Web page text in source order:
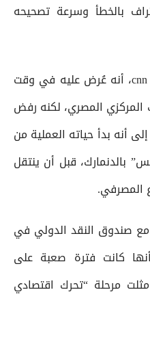
بالخطأ وسرعة تصحيحه
وأوضح عز العرب، في لقاء مع cnn، أنه عُرض عليه في وقت
المصري، لكنه رفض
أنه بدأ حياته العملية من
قبل أن ينتقل
المصرفي.
صندوق النقد الدولي في
بأنها كانت فترة صعبة على
مثلت مرحلة “تحرك اقتصادي